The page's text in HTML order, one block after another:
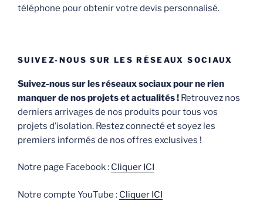
téléphone pour obtenir votre devis personnalisé.
SUIVEZ-NOUS SUR LES RÉSEAUX SOCIAUX
Suivez-nous sur les réseaux sociaux pour ne rien
manquer de nos projets et actualités ! Retrouvez nos
derniers arrivages de nos produits pour tous vos
projets d’isolation. Restez connecté et soyez les
premiers informés de nos offres exclusives !
Notre page Facebook : Cliquer ICI
Notre compte YouTube : Cliquer ICI